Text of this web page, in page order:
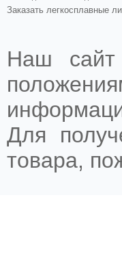
Заказать легкосплавные
Наш сайт
Для
товара,